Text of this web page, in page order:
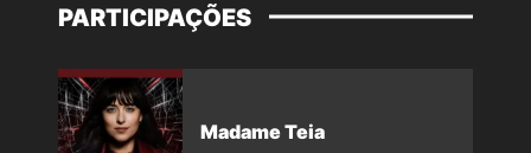
PARTICIPAÇÕES
Madame Teia